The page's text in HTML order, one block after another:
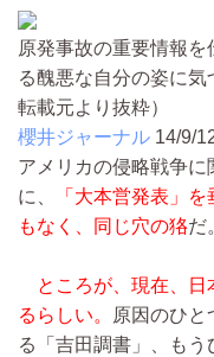
原発事故の重要情報
る醜悪な自分の姿に気
転載元より抜粋）
櫻井ジャーナル 14/9/
アメリカの侵略戦争に
に、
「大本営発表」
もなく、同じ穴の狢だ
ところが、現在、
るらしい。
原因のひと
る「吉田調書」、もう